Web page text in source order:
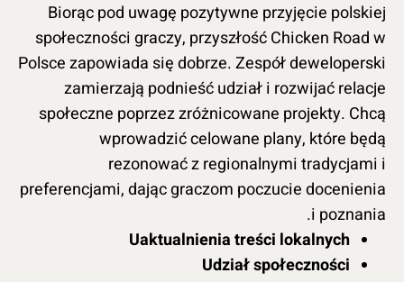
Biorąc pod uwagę pozytywne przyjęcie polskiej
społeczności graczy, przyszłość Chicken Road w
Polsce zapowiada się dobrze. Zespół deweloperski
zamierzają podnieść udział i rozwijać relacje
społeczne poprzez zróżnicowane projekty. Chcą
wprowadzić celowane plany, które będą
rezonować z regionalnymi tradycjami i
preferencjami, dając graczom poczucie docenienia
i poznania.
Uaktualnienia treści lokalnych
Udział społeczności